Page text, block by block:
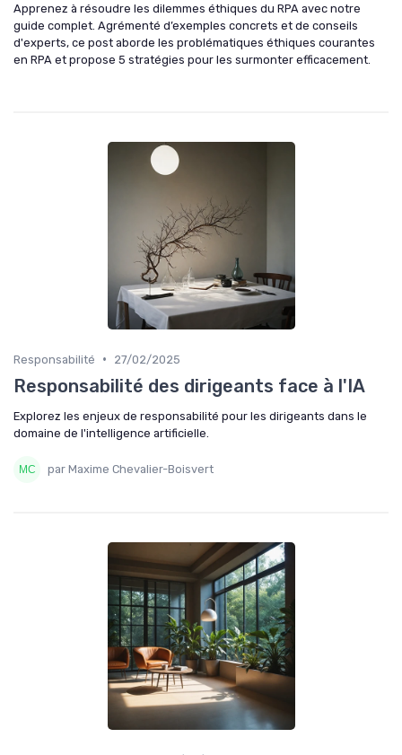
Apprenez à résoudre les dilemmes éthiques du RPA avec notre
guide complet. Agrémenté d’exemples concrets et de conseils
d'experts, ce post aborde les problématiques éthiques courantes
en RPA et propose 5 stratégies pour les surmonter efficacement.
Responsabilité • 27/02/2025
Responsabilité des dirigeants face à l'IA
Explorez les enjeux de responsabilité pour les dirigeants dans le
domaine de l'intelligence artificielle.
par Maxime Chevalier-Boisvert